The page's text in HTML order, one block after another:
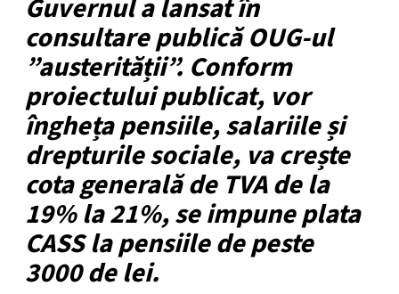
Guvernul a lansat în
consultare publică OUG-ul
”austerității”. Conform
proiectului publicat, vor
îngheța pensiile, salariile și
drepturile sociale, va crește
cota generală de TVA de la
19% la 21%, se impune plata
CASS la pensiile de peste
3000 de lei.